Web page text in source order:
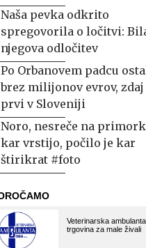
Naša pevka odkrito
spregovorila o ločitvi:
njegova odločitev
Po Orbanovem padcu
brez milijonov evrov, zdaj
prvi v Sloveniji
Noro, nesreče na
kar vrstijo, počilo je kar
štirikrat #foto